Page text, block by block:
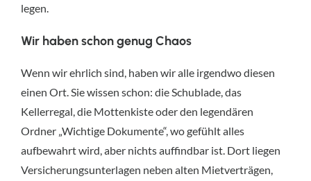
legen.
Wir haben schon genug Chaos
Wenn wir ehrlich sind, haben wir alle irgendwo diesen
einen Ort. Sie wissen schon: die Schublade, das
Kellerregal, die Mottenkiste oder den legendären
Ordner „Wichtige Dokumente“, wo gefühlt alles
aufbewahrt wird, aber nichts auffindbar ist. Dort liegen
Versicherungsunterlagen neben alten Mietverträgen,